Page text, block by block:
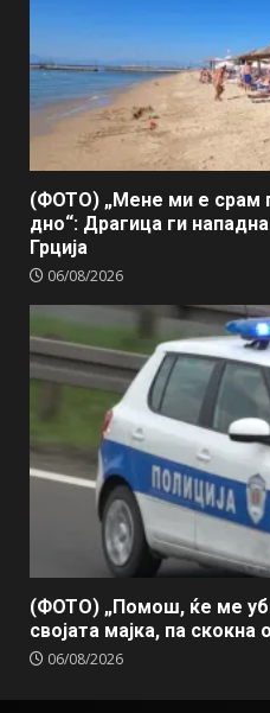
(ФОТО) „Мене ми е срам
дно“: Драгица ги
Грција
06/08/2026
(ФОТО) „Помош, ќе ме
својата мајка, па
06/08/2026